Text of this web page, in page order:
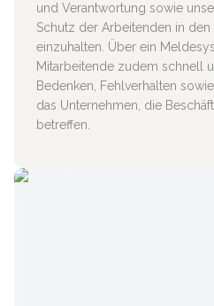
und Verantwortung sowie
Schutz der Arbeitenden in
einzuhalten. Über ein
Mitarbeitende zudem schnell
Bedenken, Fehlverhalten
das Unternehmen, die
betreffen.